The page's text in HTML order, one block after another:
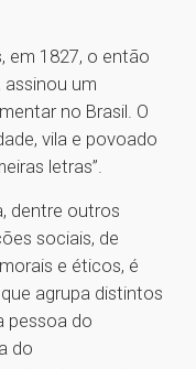
em 1827, o então
assinou um
no Brasil. O
vila e povoado
letras”.
dentre outros
sociais, de
e éticos, é
agrupa distintos
pessoa do
do